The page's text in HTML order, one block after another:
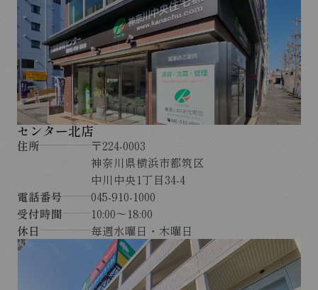
センター北店
住所
〒224-0003
神奈川県横浜市都筑区
中川中央1丁目34-4
電話番号
045-910-1000
受付時間
10:00～18:00
休日
毎週水曜日・木曜日